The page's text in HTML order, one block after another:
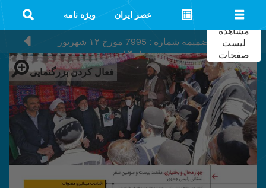
عصر ایران ویژه نامه
ضمیمه شماره : 7995 مورخ
۱۲ شهریور
۱۴۰۱
فعال کردن بزرگنمایی
مشاهده
لیست
صفحات